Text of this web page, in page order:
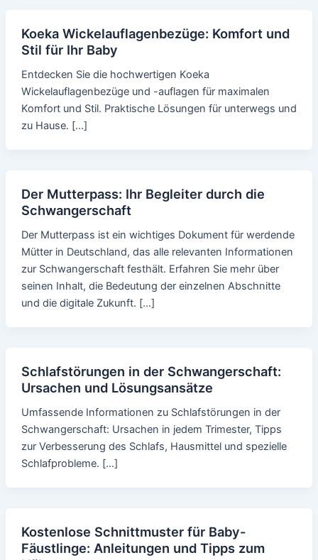
Koeka Wickelauflagenbezüge: Komfort und
Stil für Ihr Baby
Entdecken Sie die hochwertigen Koeka
Wickelauflagenbezüge und -auflagen für maximalen
Komfort und Stil. Praktische Lösungen für unterwegs und
zu Hause. […]
Der Mutterpass: Ihr Begleiter durch die
Schwangerschaft
Der Mutterpass ist ein wichtiges Dokument für werdende
Mütter in Deutschland, das alle relevanten Informationen
zur Schwangerschaft festhält. Erfahren Sie mehr über
seinen Inhalt, die Bedeutung der einzelnen Abschnitte
und die digitale Zukunft. […]
Schlafstörungen in der Schwangerschaft:
Ursachen und Lösungsansätze
Umfassende Informationen zu Schlafstörungen in der
Schwangerschaft: Ursachen in jedem Trimester, Tipps
zur Verbesserung des Schlafs, Hausmittel und spezielle
Schlafprobleme. […]
Kostenlose Schnittmuster für Baby-
Fäustlinge: Anleitungen und Tipps zum